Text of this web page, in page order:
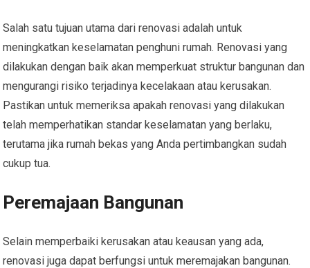
Salah satu tujuan utama dari renovasi adalah untuk
meningkatkan keselamatan penghuni rumah. Renovasi yang
dilakukan dengan baik akan memperkuat struktur bangunan dan
mengurangi risiko terjadinya kecelakaan atau kerusakan.
Pastikan untuk memeriksa apakah renovasi yang dilakukan
telah memperhatikan standar keselamatan yang berlaku,
terutama jika rumah bekas yang Anda pertimbangkan sudah
cukup tua.
Peremajaan Bangunan
Selain memperbaiki kerusakan atau keausan yang ada,
renovasi juga dapat berfungsi untuk meremajakan bangunan.